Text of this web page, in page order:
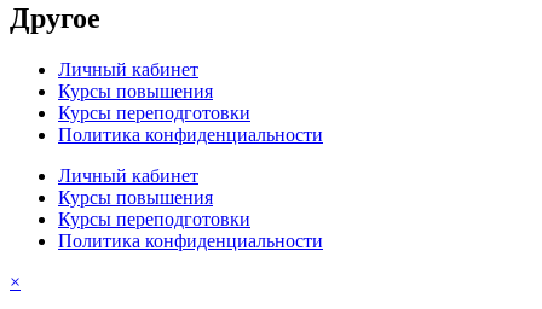
Другое
Личный кабинет
Курсы повышения
Курсы переподготовки
Политика конфиденциальности
Личный кабинет
Курсы повышения
Курсы переподготовки
Политика конфиденциальности
×